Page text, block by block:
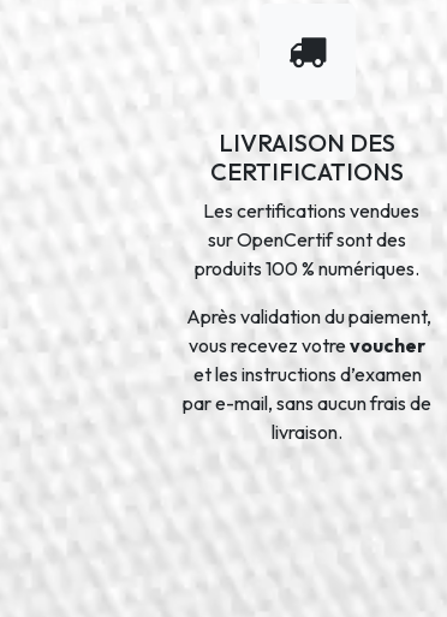
LIVRAISON DES
CERTIFICATIONS
Les certifications vendues
sur OpenCertif sont des
produits 100 % numériques.
Après validation du paiement,
vous recevez votrevoucher
et les instructions d’examen
par e-mail, sans aucun frais de
livraison.